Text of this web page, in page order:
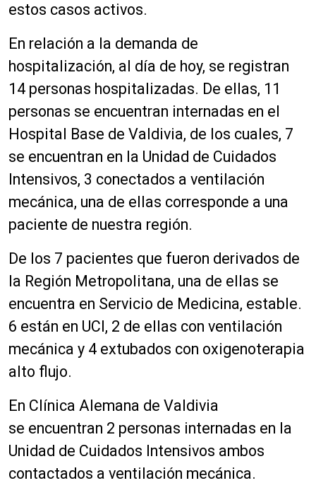
estos casos activos.
En relación a la demanda de
hospitalización, al día de hoy, se registran
14 personas hospitalizadas. De ellas, 11
personas se encuentran internadas en el
Hospital Base de Valdivia, de los cuales, 7
se encuentran en la Unidad de Cuidados
Intensivos, 3 conectados a ventilación
mecánica, una de ellas corresponde a una
paciente de nuestra región.
De los 7 pacientes que fueron derivados de
la Región Metropolitana, una de ellas se
encuentra en Servicio de Medicina, estable.
6 están en UCI, 2 de ellas con ventilación
mecánica y 4 extubados con oxigenoterapia
alto flujo.
En Clínica Alemana de Valdivia
se encuentran 2 personas internadas en la
Unidad de Cuidados Intensivos ambos
contactados a ventilación mecánica.